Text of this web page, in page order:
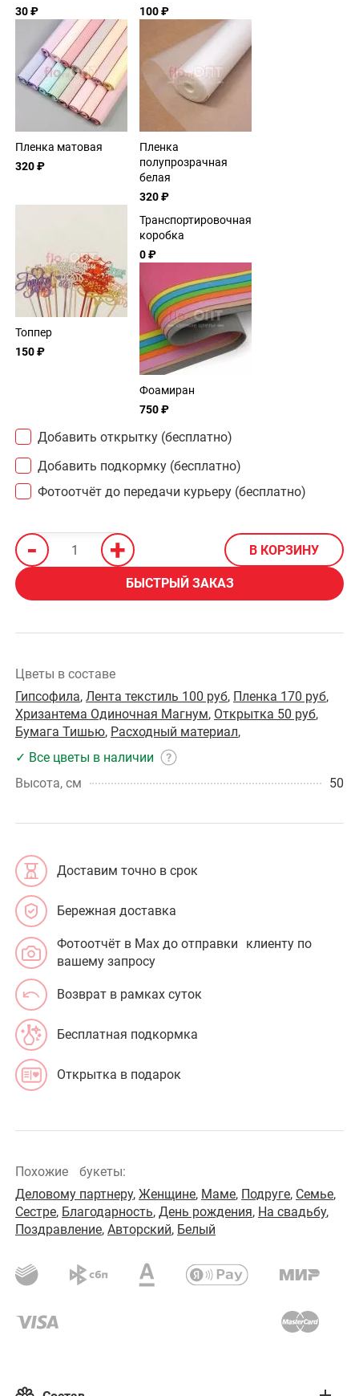
30 ₽
100 ₽
Пленка матовая
320 ₽
Пленка
полупрозрачная
белая
320 ₽
Топпер
150 ₽
Транспортировочная
коробка
0 ₽
Фоамиран
750 ₽
Добавить открытку (бесплатно)
Добавить подкормку (бесплатно)
Фотоотчёт до передачи курьеру (бесплатно)
- + В КОРЗИНУ
БЫСТРЫЙ ЗАКАЗ
Цветы в составе
Гипсофила, Лента текстиль 100 руб, Пленка 170 руб,
Хризантема Одиночная Магнум, Открытка 50 руб,
Бумага Тишью, Расходный материал,
✓ Все цветы в наличии
Высота, см
50
Доставим точно в срок
Бережная доставка
Фотоотчёт в Max до отправки клиенту по
вашему запросу
Возврат в рамках суток
Бесплатная подкормка
Открытка в подарок
Похожие букеты:
Деловому партнеру, Женщине, Маме, Подруге, Семье,
Сестре, Благодарность, День рождения, На свадьбу,
Поздравление, Авторский, Белый